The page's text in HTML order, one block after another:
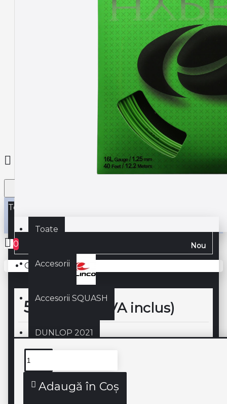
Toate
Toate
Accesorii
Accesorii SQUASH
DUNLOP 2021
0
Coșul este gol!
Nou
55,00 lei (TVA inclus)
Adaugă în Coş
Descriere produs